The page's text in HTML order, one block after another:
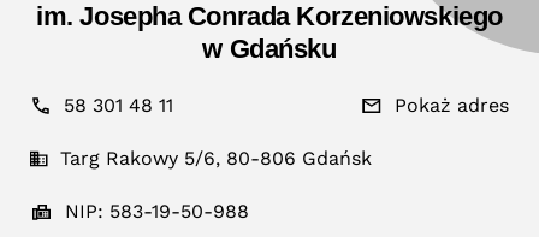
im. Josepha Conrada Korzeniowskiego
w Gdańsku
58 301 48 11 Pokaż adres
Targ Rakowy 5/6, 80-806 Gdańsk
NIP: 583-19-50-988